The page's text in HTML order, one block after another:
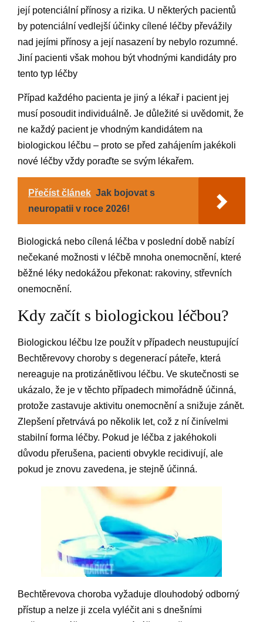
její potenciální přínosy a rizika. U některých pacientů
by potenciální vedlejší účinky cílené léčby převážily
nad jejími přínosy a její nasazení by nebylo rozumné.
Jiní pacienti však mohou být vhodnými kandidáty pro
tento typ léčby
Případ každého pacienta je jiný a lékař i pacient jej
musí posoudit individuálně. Je důležité si uvědomit, že
ne každý pacient je vhodným kandidátem na
biologickou léčbu – proto se před zahájením jakékoli
nové léčby vždy poraďte se svým lékařem.
Přečíst článek Jak bojovat s
neuropatii v roce 2026!
Biologická nebo cílená léčba v poslední době nabízí
nečekané možnosti v léčbě mnoha onemocnění, které
běžné léky nedokážou překonat: rakoviny, střevních
onemocnění.
Kdy začít s biologickou léčbou?
Biologickou léčbu lze použít v případech neustupující
Bechtěrevovy choroby s degenerací páteře, která
nereaguje na protizánětlivou léčbu. Ve skutečnosti se
ukázalo, že je v těchto případech mimořádně účinná,
protože zastavuje aktivitu onemocnění a snižuje zánět.
Zlepšení přetrvává po několik let, což z ní činívelmi
stabilní forma léčby. Pokud je léčba z jakéhokoli
důvodu přerušena, pacienti obvykle recidivují, ale
pokud je znovu zavedena, je stejně účinná.
Bechtěrevova choroba vyžaduje dlouhodobý odborný
přístup a nelze ji zcela vyléčit ani s dnešními